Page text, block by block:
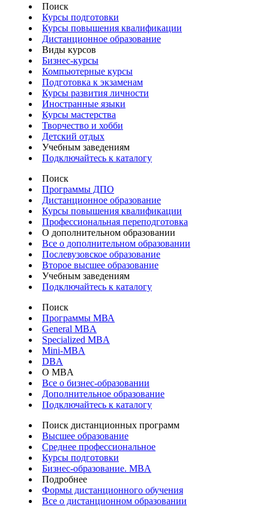
Поиск
Курсы подготовки
Курсы повышения квалификации
Дистанционное образование
Виды курсов
Бизнес-курсы
Компьютерные курсы
Подготовка к экзаменам
Курсы развития личности
Иностранные языки
Курсы мастерства
Творчество и хобби
Детский отдых
Учебным заведениям
Подключайтесь к каталогу
Поиск
Программы ДПО
Дистанционное образование
Курсы повышения квалификации
Профессиональная переподготовка
О дополнительном образовании
Все о дополнительном образовании
Послевузовское образование
Второе высшее образование
Учебным заведениям
Подключайтесь к каталогу
Поиск
Программы МВА
General MBA
Specialized MBA
Mini-MBA
DBA
О MBA
Все о бизнес-образовании
Дополнительное образование
Подключайтесь к каталогу
Поиск дистанционных программ
Высшее образование
Среднее профессиональное
Курсы подготовки
Бизнес-образование. MBA
Подробнее
Формы дистанционного обучения
Все о дистанционном образовании